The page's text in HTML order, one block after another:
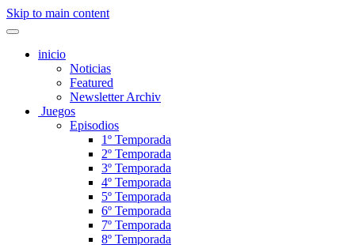
Skip to main content
inicio
Noticias
Featured
Newsletter Archiv
Juegos
Episodios
1º Temporada
2º Temporada
3º Temporada
4º Temporada
5º Temporada
6º Temporada
7º Temporada
8º Temporada